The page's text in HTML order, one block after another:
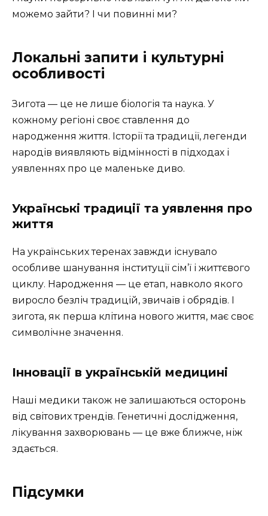
можемо зайти? І чи повинні ми?
Локальні запити і культурні
особливості
Зигота — це не лише біологія та наука. У
кожному регіоні своє ставлення до
народження життя. Історії та традиції, легенди
народів виявляють відмінності в підходах і
уявленнях про це маленьке диво.
Українські традиції та уявлення про
життя
На українських теренах завжди існувало
особливе шанування інституції сім’ї і життєвого
циклу. Народження — це етап, навколо якого
виросло безліч традицій, звичаїв і обрядів. І
зигота, як перша клітина нового життя, має своє
символічне значення.
Інновації в українській медицині
Наші медики також не залишаються осторонь
від світових трендів. Генетичні дослідження,
лікування захворювань — це вже ближче, ніж
здається.
Підсумки